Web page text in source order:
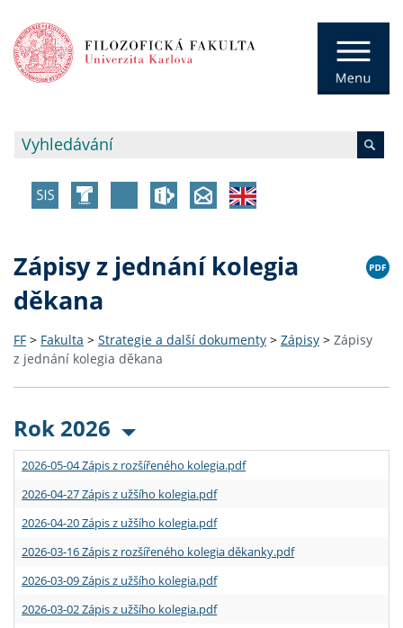
Zápisy z jednání kolegia
děkana
FF > Fakulta > Strategie a další dokumenty > Zápisy > Zápisy
z jednání kolegia děkana
Rok 2026
2026-05-04 Zápis z rozšířeného kolegia.pdf
2026-04-27 Zápis z užšího kolegia.pdf
2026-04-20 Zápis z užšího kolegia.pdf
2026-03-16 Zápis z rozšířeného kolegia děkanky.pdf
2026-03-09 Zápis z užšího kolegia.pdf
2026-03-02 Zápis z užšího kolegia.pdf